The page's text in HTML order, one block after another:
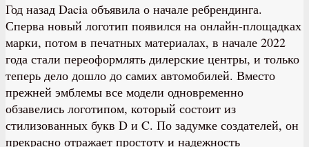
Год назад Dacia объявила о начале ребрендинга.
Сперва новый логотип появился на онлайн-площадках
марки, потом в печатных материалах, в начале 2022
года стали переоформлять дилерские центры, и только
теперь дело дошло до самих автомобилей. Вместо
прежней эмблемы все модели одновременно
обзавелись логотипом, который состоит из
стилизованных букв D и C. По задумке создателей, он
прекрасно отражает простоту и надежность